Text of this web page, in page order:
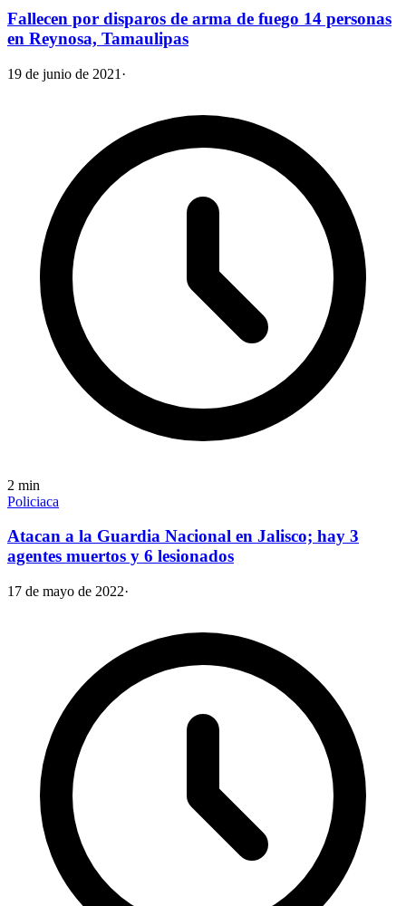
Fallecen por disparos de arma de fuego 14 personas
en Reynosa, Tamaulipas
19 de junio de 2021 ·
2 min
Policiaca
Atacan a la Guardia Nacional en Jalisco; hay 3
agentes muertos y 6 lesionados
17 de mayo de 2022·